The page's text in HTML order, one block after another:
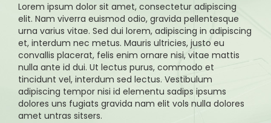
Lorem ipsum dolor sit amet, consectetur adipiscing
elit. Nam viverra euismod odio, gravida pellentesque
urna varius vitae. Sed dui lorem, adipiscing in adipiscing
et, interdum nec metus. Mauris ultricies, justo eu
convallis placerat, felis enim ornare nisi, vitae mattis
nulla ante id dui. Ut lectus purus, commodo et
tincidunt vel, interdum sed lectus. Vestibulum
adipiscing tempor nisi id elementu sadips ipsums
dolores uns fugiats gravida nam elit vols nulla dolores
amet untras sitsers.